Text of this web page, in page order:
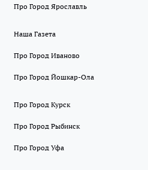
Про Город Ярославль
Наша Газета
Про Город Иваново
Про Город Йошкар-Ола
Про Город Курск
Про Город Рыбинск
Про Город Уфа